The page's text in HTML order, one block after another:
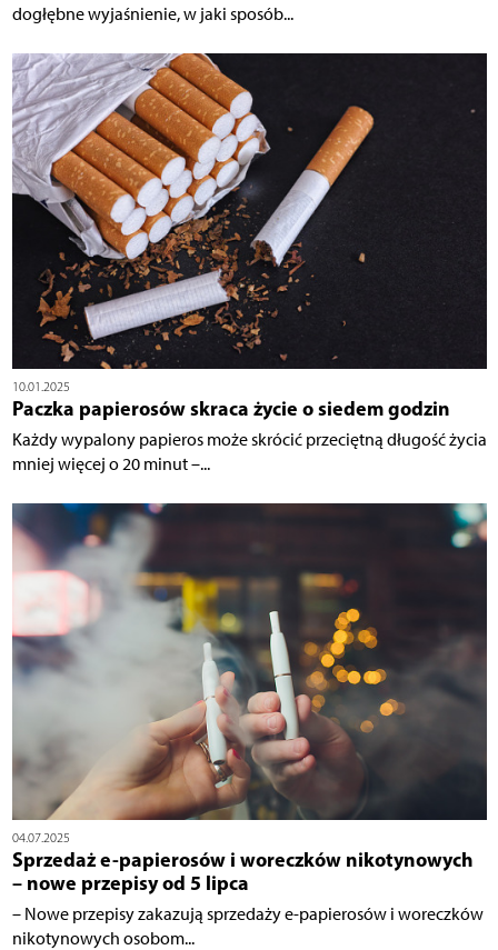
dogłębne wyjaśnienie, w jaki sposób...
10.01.2025
Paczka papierosów skraca życie o siedem godzin
Każdy wypalony papieros może skrócić przeciętną długość życia
mniej więcej o 20 minut –...
04.07.2025
Sprzedaż e-papierosów i woreczków nikotynowych
– nowe przepisy od 5 lipca
– Nowe przepisy zakazują sprzedaży e-papierosów i woreczków
nikotynowych osobom...